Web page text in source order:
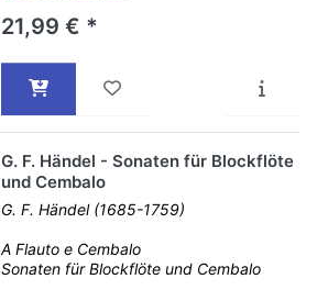
21,99 € *
G. F. Händel - Sonaten für Blockflöte
und Cembalo
G. F. Händel (1685-1759)
A Flauto e Cembalo
Sonaten für Blockflöte und Cembalo